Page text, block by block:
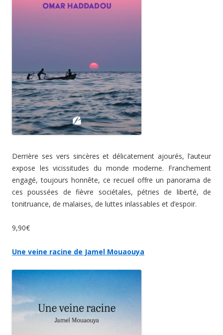
Derrière ses vers sincères et délicatement ajourés, l’auteur
expose les vicissitudes du monde moderne. Franchement
engagé, toujours honnête, ce recueil offre un panorama de
ces poussées de fièvre sociétales, pétries de liberté, de
tonitruance, de malaises, de luttes inlassables et d’espoir.
9,90€
Une veine racine de Jamel Mouaouya